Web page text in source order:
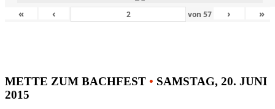
« ‹ von57 › »
METTE ZUM BACHFEST • SAMSTAG, 20. JUNI
2015